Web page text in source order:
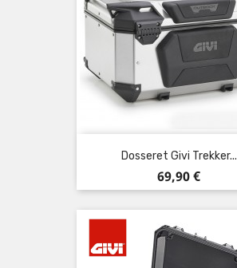
Dosseret Givi Trekker...
Prix
69,90 €